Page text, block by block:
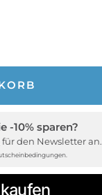
-10% sparen?
für den Newsletter an.